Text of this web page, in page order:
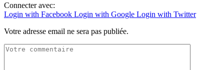
Connecter avec:
Login with Facebook Login with Google Login with Twitter
Votre adresse email ne sera pas publiée.